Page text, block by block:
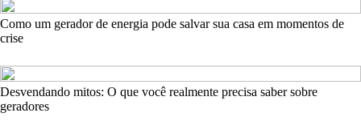
Como um gerador de energia pode salvar sua casa em momentos de
crise
Desvendando mitos: O que você realmente precisa saber sobre
geradores